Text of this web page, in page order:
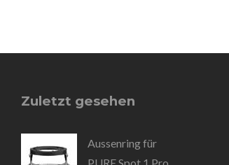
Zuletzt gesehen
Aussenring für